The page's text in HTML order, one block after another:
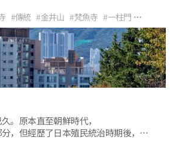
山勢著稱的金井山山腳，
的訪客。
#傳統 #金井山 #梵魚寺 #一柱門
#散步 #楓葉 #登山 #旅遊 #推薦旅行
的地方 #與父母同遊 #一個人的旅遊
。原本直至朝鮮時代，
，但經歷了日本殖民統治時期後，